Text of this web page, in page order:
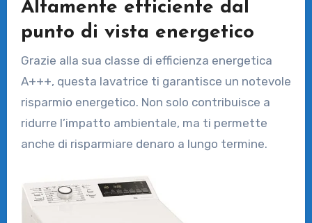
Altamente efficiente dal
punto di vista energetico
Grazie alla sua classe di efficienza energetica
A+++, questa lavatrice ti garantisce un notevole
risparmio energetico. Non solo contribuisce a
ridurre l’impatto ambientale, ma ti permette
anche di risparmiare denaro a lungo termine.